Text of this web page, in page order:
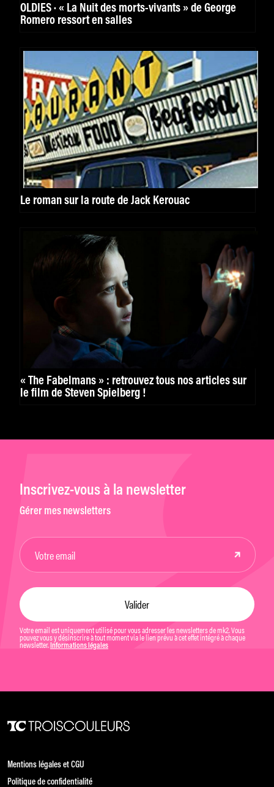
OLDIES · « La Nuit des morts-vivants » de George
Romero ressort en salles
Le roman sur la route de Jack Kerouac
« The Fabelmans » : retrouvez tous nos articles sur
le film de Steven Spielberg !
Inscrivez-vous à la newsletter
Gérer mes newsletters
Votre email est uniquement utilisé pour vous adresser les newsletters de mk2. Vous
pouvez vous y désinscrire à tout moment via le lien prévu à cet effet intégré à chaque
newsletter. Informations légales
Mentions légales et CGU
Politique de confidentialité